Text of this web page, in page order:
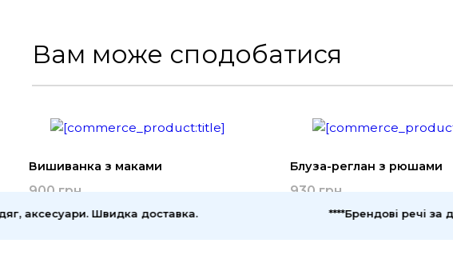
Вам може сподобатися
Вишиванка з маками
900 грн
Блуза-реглан з рюшами
930 грн
Швидка доставка. ****Брендові речі за